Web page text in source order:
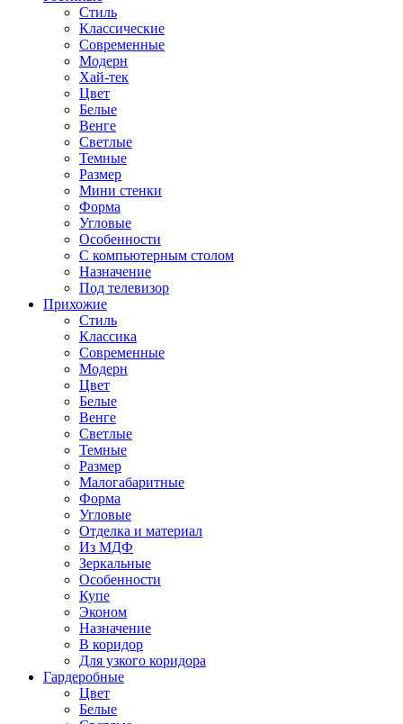
Стиль
Классические
Современные
Модерн
Хай-тек
Цвет
Белые
Венге
Светлые
Темные
Размер
Мини стенки
Форма
Угловые
Особенности
С компьютерным столом
Назначение
Под телевизор
Прихожие
Стиль
Классика
Современные
Модерн
Цвет
Белые
Венге
Светлые
Темные
Размер
Малогабаритные
Форма
Угловые
Отделка и материал
Из МДФ
Зеркальные
Особенности
Купе
Эконом
Назначение
В коридор
Для узкого коридора
Гардеробные
Цвет
Белые